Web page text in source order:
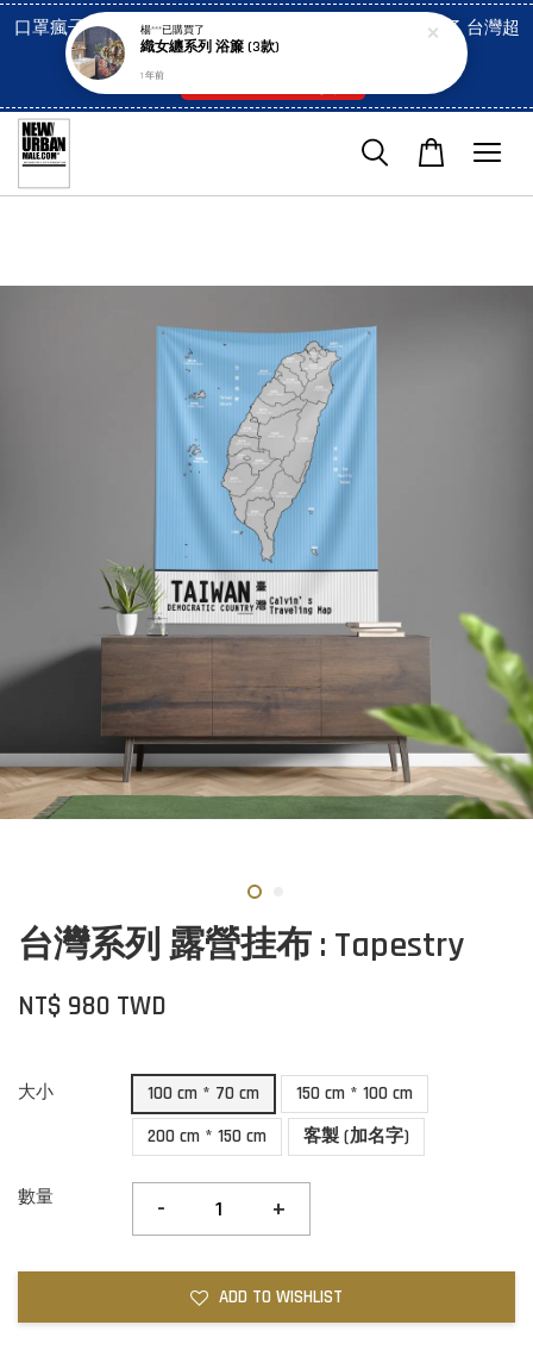
口罩瘋子官網, 放心訂購! 香港澳門信用卡付費已經開啓了 台灣超
市貨到付款也是!
台灣系列 露營挂布 : Tapestry
NT$ 980 TWD
大小 100 cm * 70 cm
150 cm * 100 cm
200 cm * 150 cm
客製 (加名字)
數量 - +
ADD TO WISHLIST
楊***已購買了
織女纏系列 浴簾 (3款)
1 年前